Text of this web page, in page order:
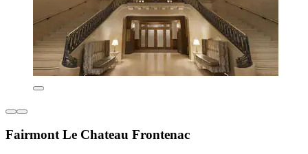
Fairmont Le Chateau Frontenac